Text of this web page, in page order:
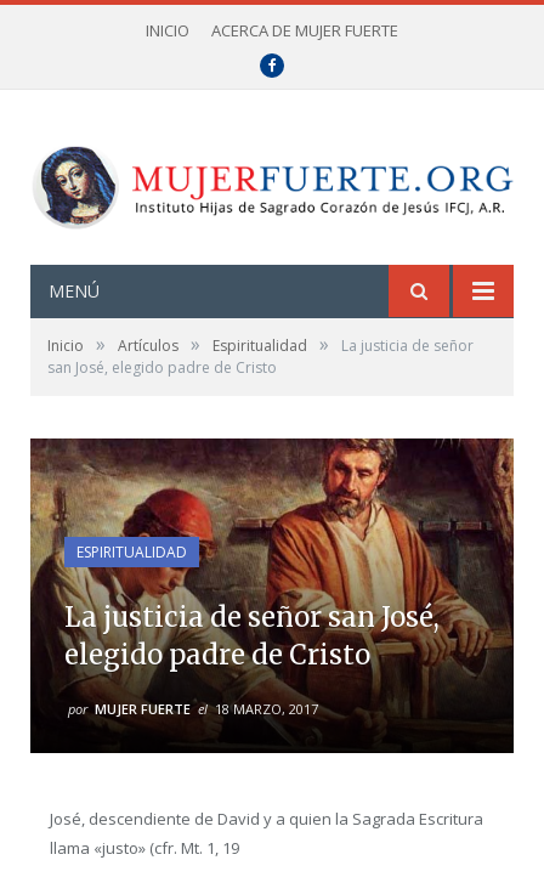
INICIO ACERCA DE MUJER FUERTE
Facebook
MENÚ
Inicio » Artículos » Espiritualidad »
La justicia de señor
san José, elegido padre de Cristo
ESPIRITUALIDAD
La justicia de señor san José,
elegido padre de Cristo
por MUJER FUERTE el 18 MARZO, 2017
José, descendiente de David y a quien la Sagrada Escritura
llama «justo» (cfr. Mt. 1, 19